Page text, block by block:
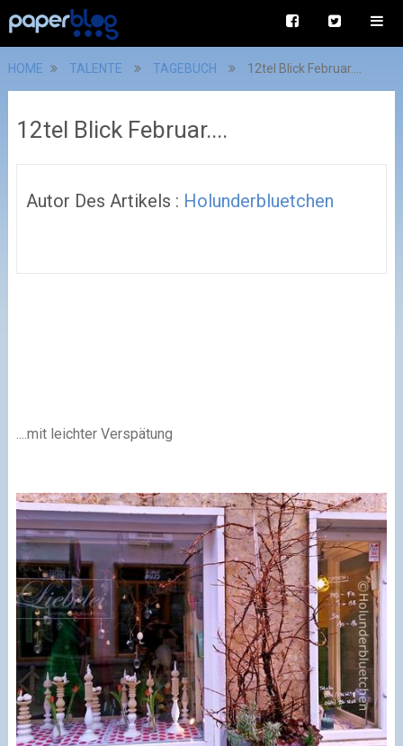
HOME TALENTE TAGEBUCH 12tel Blick Februar....
12tel Blick Februar....
Autor Des Artikels : Holunderbluetchen
....mit leichter Verspätung